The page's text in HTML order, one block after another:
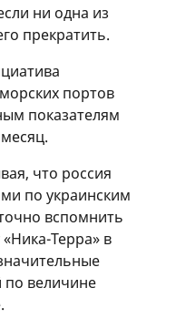
ни одна из
прекратить.
портов
показателям
что россия
по украинским
вспомнить
Терра» в
по величине